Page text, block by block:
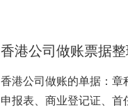
香港公司做账票据
香港公司做账的单据：章
申报表、商业登记证、首